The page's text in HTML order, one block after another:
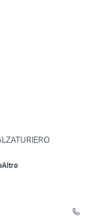
Altro